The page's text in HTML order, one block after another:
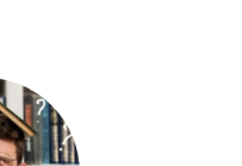
effet de mode, mais